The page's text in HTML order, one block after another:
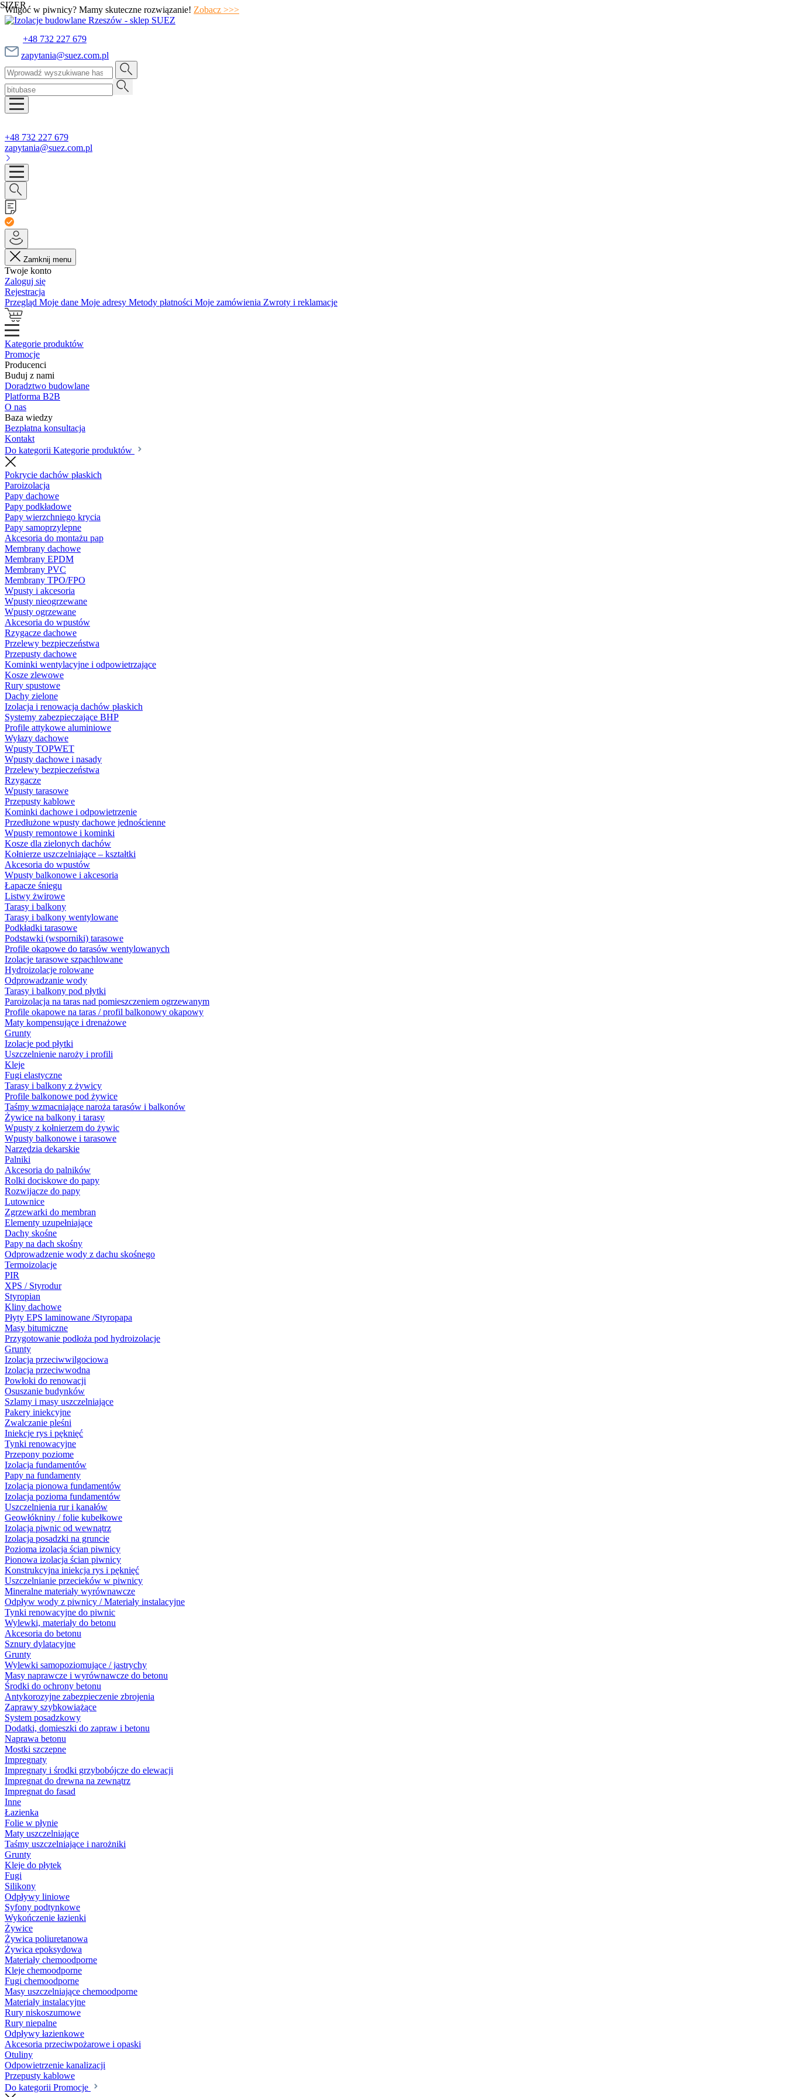
Wilgoć w piwnicy? Mamy skuteczne rozwiązanie! Zobacz >>>
+48 732 227 679
zapytania@suez.com.pl
+48 732 227 679
zapytania@suez.com.pl
Zamknij menu
Twoje konto
Zaloguj się
Rejestracja
Przegląd Moje dane Moje adresy Metody płatności Moje zamówienia Zwroty i reklamacje
Kategorie produktów
Promocje
Producenci
Buduj z nami
Doradztwo budowlane
Platforma B2B
O nas
Baza wiedzy
Bezpłatna konsultacja
Kontakt
Do kategorii Kategorie produktów
Pokrycie dachów płaskich
Paroizolacja
Papy dachowe
Papy podkładowe
Papy wierzchniego krycia
Papy samoprzylepne
Akcesoria do montażu pap
Membrany dachowe
Membrany EPDM
Membrany PVC
Membrany TPO/FPO
Wpusty i akcesoria
Wpusty nieogrzewane
Wpusty ogrzewane
Akcesoria do wpustów
Rzygacze dachowe
Przelewy bezpieczeństwa
Przepusty dachowe
Kominki wentylacyjne i odpowietrzające
Kosze zlewowe
Rury spustowe
Dachy zielone
Izolacja i renowacja dachów płaskich
Systemy zabezpieczające BHP
Profile attykowe aluminiowe
Wyłazy dachowe
Wpusty TOPWET
Wpusty dachowe i nasady
Przelewy bezpieczeństwa
Rzygacze
Wpusty tarasowe
Przepusty kablowe
Kominki dachowe i odpowietrzenie
Przedłużone wpusty dachowe jednościenne
Wpusty remontowe i kominki
Kosze dla zielonych dachów
Kołnierze uszczelniające – kształtki
Akcesoria do wpustów
Wpusty balkonowe i akcesoria
Łapacze śniegu
Listwy żwirowe
Tarasy i balkony
Tarasy i balkony wentylowane
Podkładki tarasowe
Podstawki (wsporniki) tarasowe
Profile okapowe do tarasów wentylowanych
Izolacje tarasowe szpachlowane
Hydroizolacje rolowane
Odprowadzanie wody
Tarasy i balkony pod płytki
Paroizolacja na taras nad pomieszczeniem ogrzewanym
Profile okapowe na taras / profil balkonowy okapowy
Maty kompensujące i drenażowe
Grunty
Izolacje pod płytki
Uszczelnienie naroży i profili
Kleje
Fugi elastyczne
Tarasy i balkony z żywicy
Profile balkonowe pod żywice
Taśmy wzmacniające naroża tarasów i balkonów
Żywice na balkony i tarasy
Wpusty z kołnierzem do żywic
Wpusty balkonowe i tarasowe
Narzędzia dekarskie
Palniki
Akcesoria do palników
Rolki dociskowe do papy
Rozwijacze do papy
Lutownice
Zgrzewarki do membran
Elementy uzupełniające
Dachy skośne
Papy na dach skośny
Odprowadzenie wody z dachu skośnego
Termoizolacje
PIR
XPS / Styrodur
Styropian
Kliny dachowe
Płyty EPS laminowane /Styropapa
Masy bitumiczne
Przygotowanie podłoża pod hydroizolacje
Grunty
Izolacja przeciwwilgociowa
Izolacja przeciwwodna
Powłoki do renowacji
Osuszanie budynków
Szlamy i masy uszczelniające
Pakery iniekcyjne
Zwalczanie pleśni
Iniekcje rys i pęknięć
Tynki renowacyjne
Przepony poziome
Izolacja fundamentów
Papy na fundamenty
Izolacja pionowa fundamentów
Izolacja pozioma fundamentów
Uszczelnienia rur i kanałów
Geowłókniny / folie kubełkowe
Izolacja piwnic od wewnątrz
Izolacja posadzki na gruncie
Pozioma izolacja ścian piwnicy
Pionowa izolacja ścian piwnicy
Konstrukcyjna iniekcja rys i pęknięć
Uszczelnianie przecieków w piwnicy
Mineralne materiały wyrównawcze
Odpływ wody z piwnicy / Materiały instalacyjne
Tynki renowacyjne do piwnic
Wylewki, materiały do betonu
Akcesoria do betonu
Sznury dylatacyjne
Grunty
Wylewki samopoziomujące / jastrychy
Masy naprawcze i wyrównawcze do betonu
Środki do ochrony betonu
Antykorozyjne zabezpieczenie zbrojenia
Zaprawy szybkowiążące
System posadzkowy
Dodatki, domieszki do zapraw i betonu
Naprawa betonu
Mostki szczepne
Impregnaty
Impregnaty i środki grzybobójcze do elewacji
Impregnat do drewna na zewnątrz
Impregnat do fasad
Inne
Łazienka
Folie w płynie
Maty uszczelniające
Taśmy uszczelniające i narożniki
Grunty
Kleje do płytek
Fugi
Silikony
Odpływy liniowe
Syfony podtynkowe
Wykończenie łazienki
Żywice
Żywica poliuretanowa
Żywica epoksydowa
Materiały chemoodporne
Kleje chemoodporne
Fugi chemoodporne
Masy uszczelniające chemoodporne
Materiały instalacyjne
Rury niskoszumowe
Rury niepalne
Odpływy łazienkowe
Akcesoria przeciwpożarowe i opaski
Otuliny
Odpowietrzenie kanalizacji
Przepusty kablowe
Do kategorii Promocje
SIZER